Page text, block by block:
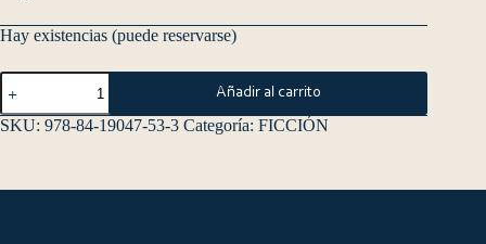
Hay existencias (puede reservarse)
Añadir al carrito
SKU: 978-84-19047-53-3 Categoría: FICCIÓN